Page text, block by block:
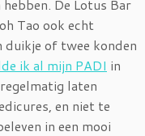
De Lotus Bar
Tao ook echt
duikje of twee konden
ik al mijn PADI in
laten
en niet te
in een mooi